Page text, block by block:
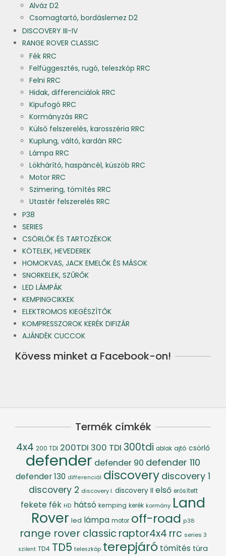
Alváz D2
Csomagtartó, bordáslemez D2
DISCOVERY III-IV
RANGE ROVER CLASSIC
Fék RRC
Felfüggesztés, rugó, teleszkóp RRC
Felni RRC
Hidak, differenciálok RRC
Kipufogó RRC
Kormányzás RRC
Külső felszerelés, karosszéria RRC
Kuplung, váltó, kardán RRC
Lámpa RRC
Lökhárító, haspáncél, küszöb RRC
Motor RRC
Szimering, tömítés RRC
Utastér felszerelés RRC
P38
SERIES
CSÖRLŐK ÉS TARTOZÉKOK
KÖTELEK, HEVEDEREK
HOMOKVAS, JACK EMELŐK ÉS MÁSOK
SNORKELEK, SZŰRŐK
LED LÁMPÁK
KEMPINGCIKKEK
ELEKTROMOS KIEGÉSZÍTŐK
KOMPRESSZOROK KERÉK DIFIZÁR
AJÁNDÉK CUCCOK
Kövess minket a Facebook-on!
Termék címkék
4x4 200 TDI 200TDI 300 TDI 300tdi ablak ajtó csörlő
defender defender 90 defender 110
defender 130 differenciál discovery discovery 1
discovery 2 discovery I. discovery II első erősített
fekete fék HD hátsó kemping kerék kormány Land
Rover led lámpa motor off-road p38
range rover classic raptor4x4 rrc series 3
szilent TD4 TD5 teleszkóp terepjáró tömítés túra